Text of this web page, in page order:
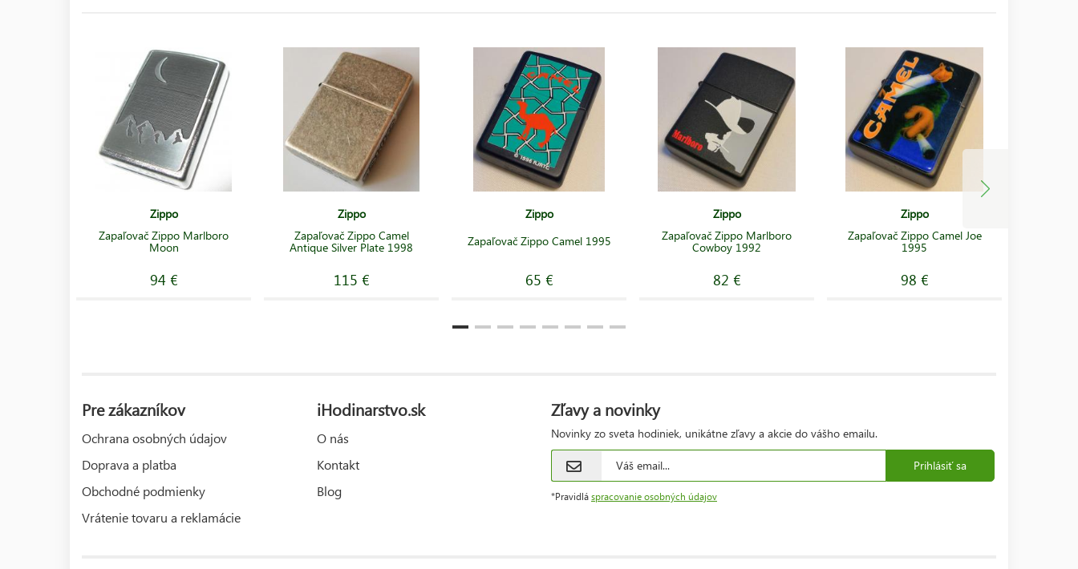
Zippo
Zapaľovač Zippo Marlboro
Moon
94 €
Zippo
Zapaľovač Zippo Camel
Antique Silver Plate 1998
115 €
Zippo
Zapaľovač Zippo Camel 1995
65 €
Zippo
Zapaľovač Zippo Marlboro
Cowboy 1992
82 €
Zippo
Zapaľovač Zippo Camel Joe
1995
98 €
Pre zákazníkov
Ochrana osobných údajov
Doprava a platba
Obchodné podmienky
Vrátenie tovaru a reklamácie
iHodinarstvo.sk
O nás
Kontakt
Blog
Zľavy a novinky
Novinky zo sveta hodiniek, unikátne zľavy a akcie do vášho emailu.
Prihlásiť sa
*Pravidlá spracovanie osobných údajov